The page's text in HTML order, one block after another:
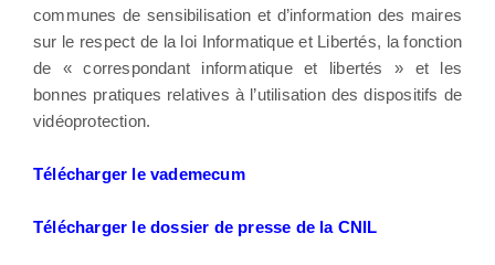
communes de sensibilisation et d’information des maires
sur le respect de la loi Informatique et Libertés, la fonction
de « correspondant informatique et libertés » et les
bonnes pratiques relatives à l’utilisation des dispositifs de
vidéoprotection.
Télécharger le vademecum
Télécharger le dossier de presse de la CNIL